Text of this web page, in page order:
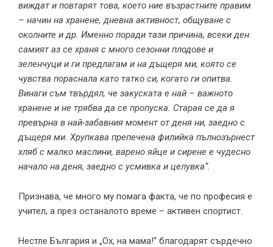
виждат и повтарят това, което ние възрастните правим
– начин на хранене, дневна активност, общуване с
околните и др. Именно поради тази причина, всеки ден
самият аз се храня с много сезонни плодове и
зеленчуци и ги предлагам и на дъщеря ми, която се
чувства пораснала като татко си, когато ги опитва.
Винаги съм твърдял, че закуската е най – важното
хранене и не трябва да се пропуска. Старая се да я
превърна в най-забавния момент от деня ни, заедно с
дъщеря ми. Хрупкава препечена филийка пълнозърнест
хляб с малко маслини, варено яйце и сирене е чудесно
начало на деня, заедно с усмивка и целувка“.
Признава, че много му помага факта, че по професия е
учител, а през останалото време – активен спортист.
Нестле България и „Ох, на мама!“ благодарят сърдечно